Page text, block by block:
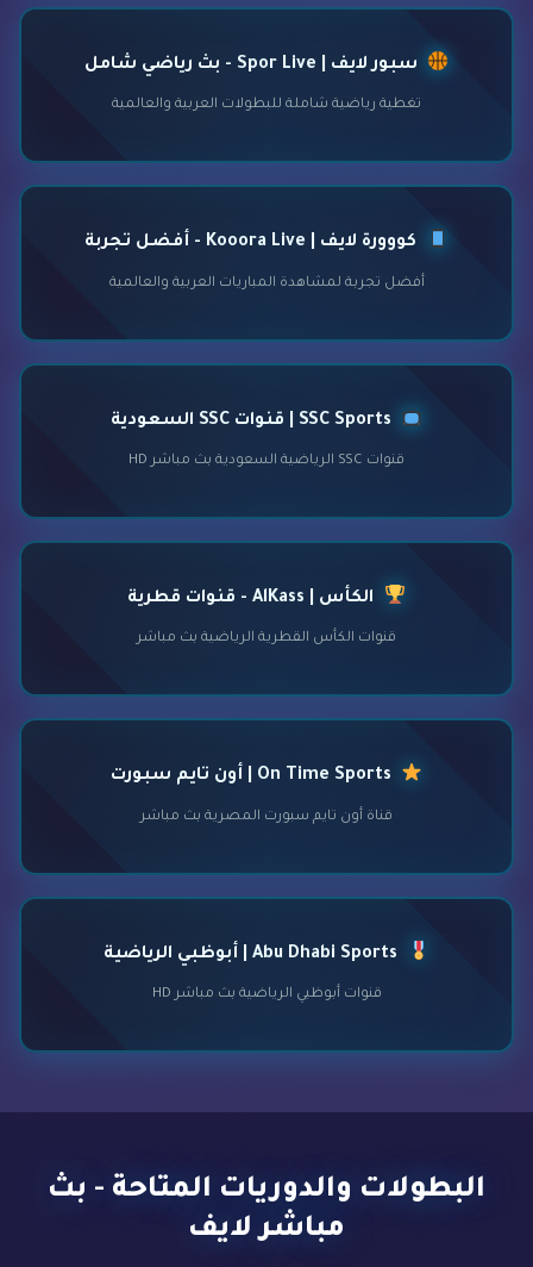
سبور لايف | Spor Live - بث رياضي شامل
تغطية رياضية شاملة للبطولات العربية والعالمية
كووورة لايف | Kooora Live - أفضل تجربة
أفضل تجربة لمشاهدة المباريات العربية والعالمية
قنوات SSC الرياضية السعودية بث مباشر HD
الكأس | AlKass - قنوات قطرية
قنوات الكأس القطرية الرياضية بث مباشر
قناة أون تايم سبورت المصرية بث مباشر
قنوات أبوظبي الرياضية بث مباشر HD
البطولات والدوريات المتاحة - بث
مباشر لايف